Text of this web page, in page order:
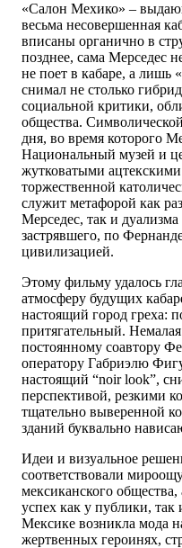
«Салон Мехико» –
весьма несовершенная
вписаны органично в
позднее, сама Мерседес
не поет в кабаре, а лишь
снимал не столько
социальной критики,
общества.
дня, во время которого
Национальный музей и
жутковатыми
торжественной
служит метафорой как
Мерседес, так и
застрявшего, по
цивилизацией.
Этому фильму удалось
атмосферу будущих
настоящий город греха:
притягательный.
постоянному соавтору
оператору Габриэлю
настоящий “noir look”,
перспективой, резкими
тщательно выверенной
зданий буквально
Идеи и визуальное
соответствовали
мексиканского
успех как у публики, так
Мексике возникла мода
жертвенных героинях,